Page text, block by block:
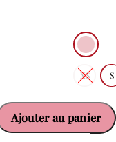
XS S
Ajouter au panier